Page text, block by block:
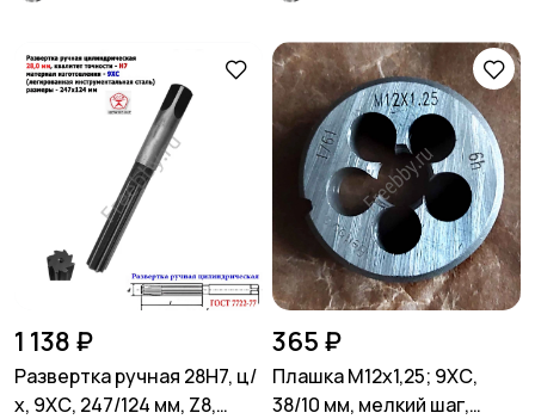
1 138 ₽
Развертка ручная 28Н7, ц/
х, 9ХС, 247/124 мм, Z8,
365 ₽
Плашка М12х1,25; 9ХС,
38/10 мм, мелкий шаг,